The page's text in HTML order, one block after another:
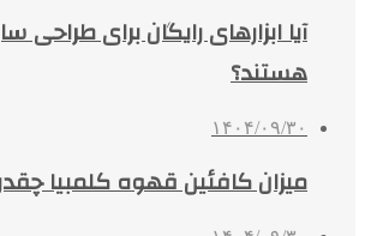
آیا ابزارهای رایگان برای
هستند؟
۱۴۰۴/۰۹/۳۰
میزان کافئین قهوه کلمبیا